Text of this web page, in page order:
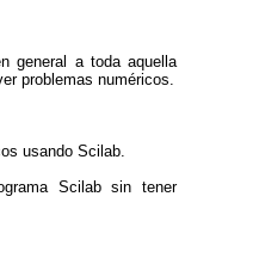
general a toda aquella
problemas numéricos.
usando Scilab.
Scilab sin tener